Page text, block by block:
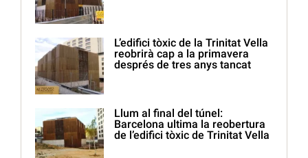
L’edifici tòxic de la Trinitat Vella
reobrirà cap a la primavera
després de tres anys tancat
Llum al final del túnel:
Barcelona ultima la reobertura
de l’edifici tòxic de Trinitat Vella